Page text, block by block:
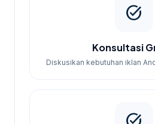
task_alt
Konsultasi
Diskusikan kebutuhan iklan